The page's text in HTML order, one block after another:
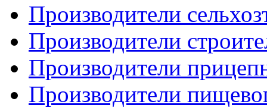
Производители
Производители
Производители
Производители